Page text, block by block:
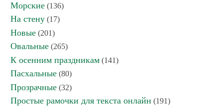
Морские (136)
На стену (17)
Новые (201)
Овальные (265)
К осенним праздникам (141)
Пасхальные (80)
Прозрачные (32)
Простые рамочки для текста онлайн (191)